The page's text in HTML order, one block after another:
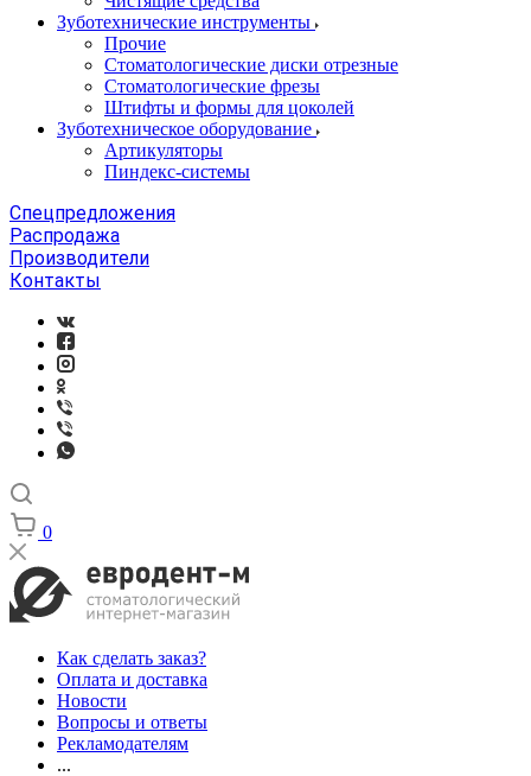
Зуботехнические инструменты
Прочие
Стоматологические диски отрезные
Стоматологические фрезы
Штифты и формы для цоколей
Зуботехническое оборудование
Артикуляторы
Пиндекс-системы
Спецпредложения
Распродажа
Производители
Контакты
0
Как сделать заказ?
Оплата и доставка
Новости
Вопросы и ответы
Рекламодателям
...